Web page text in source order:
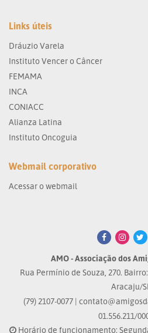
Links úteis
Dráuzio Varela
Instituto Vencer o Câncer
FEMAMA
INCA
CONIACC
Alianza Latina
Instituto Oncoguia
Webmail corporativo
Acessar o webmail
AMO - Associação dos
Rua Permínio de Souza, 270.
Aracaju/
(79) 2107-0077 |
01.556.211/
Horário de funcionamento: